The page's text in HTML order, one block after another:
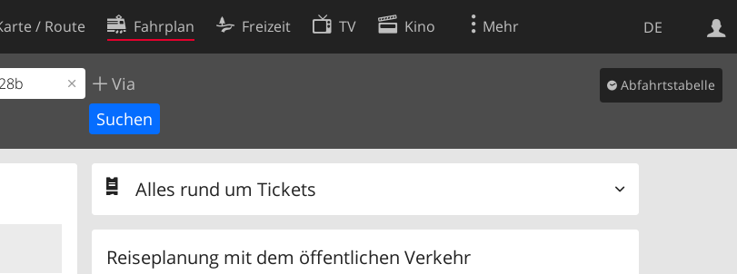
DE
/ Route Fahrplan Freizeit TV Kino Mehr
Via Abfahrtstabelle
Alles rund um Tickets
Reiseplanung mit dem öffentlichen Verkehr
Cookie-Einstellungen